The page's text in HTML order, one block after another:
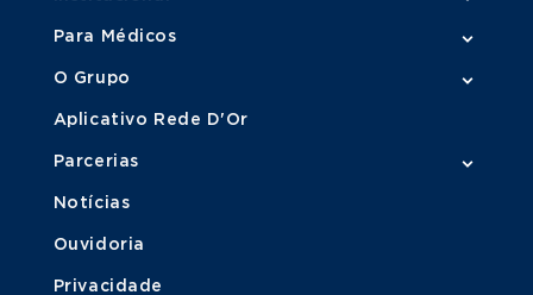
Para Médicos
O Grupo
Aplicativo Rede D'Or
Parcerias
Notícias
Ouvidoria
Privacidade